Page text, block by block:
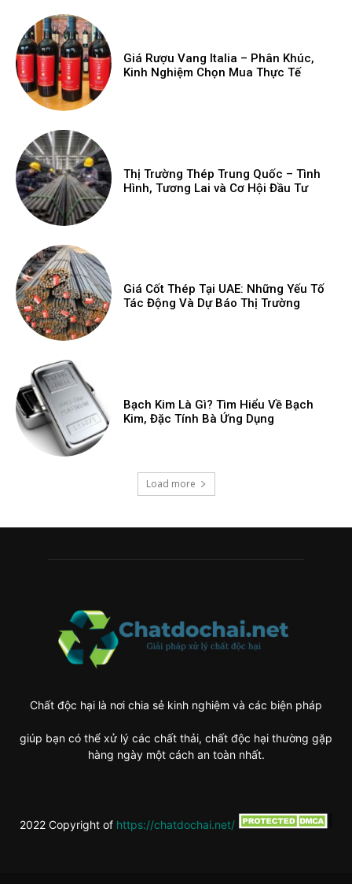
Giá Rượu Vang Italia – Phân Khúc,
Kinh Nghiệm Chọn Mua Thực Tế
Thị Trường Thép Trung Quốc – Tình
Hình, Tương Lai và Cơ Hội Đầu Tư
Giá Cốt Thép Tại UAE: Những Yếu Tố
Tác Động Và Dự Báo Thị Trường
Bạch Kim Là Gì? Tìm Hiểu Về Bạch
Kim, Đặc Tính Bà Ứng Dụng
Load more
Chất độc hại là nơi chia sẻ kinh nghiệm và các biện pháp
giúp bạn có thể xử lý các chất thải, chất độc hại thường gặp
hàng ngày một cách an toàn nhất.
2022 Copyright of https://chatdochai.net/